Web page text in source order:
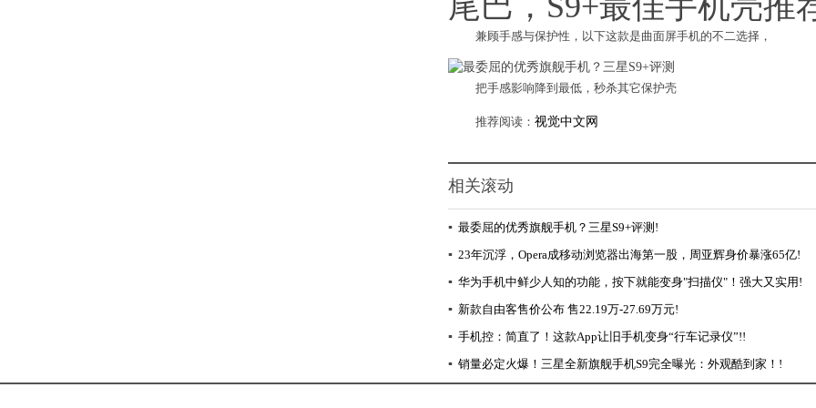
兼顾手感与保护性，以下这款是曲面屏手机的不二选择，
把手感影响降到最低，秒杀其它保护壳
推荐阅读： 视觉中文网
相关滚动
▪ 最委屈的优秀旗舰手机？三星S9+评测!
▪ 23年沉浮，Opera成移动浏览器出海第一股，周亚辉身价暴涨65亿!
▪ 华为手机中鲜少人知的功能，按下就能变身"扫描仪"！强大又实用!
▪ 新款自由客售价公布 售22.19万-27.69万元!
▪ 手机控：简直了！这款App让旧手机变身“行车记录仪”!!
▪ 销量必定火爆！三星全新旗舰手机S9完全曝光：外观酷到家！!